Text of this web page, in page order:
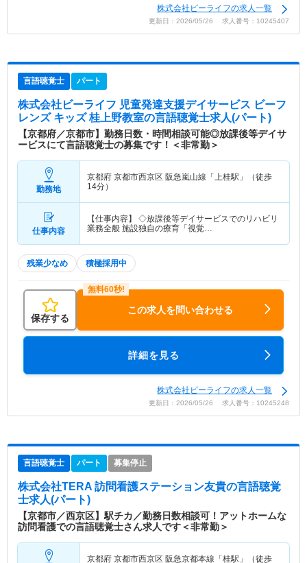
株式会社ビーライフの求人一覧
更新日：2026/05/26 求人番号：10245407
言語聴覚士 パート
株式会社ビーライフ 児童発達支援デイサービス ビーフ
レンズ キッズ 桂上野教室の言語聴覚士求人(パート)
【京都府／京都市】勤務日数・時間相談可能◎放課後等デイサ
ービスにて言語聴覚士の募集です！＜非常勤＞
勤務地
京都府 京都市西京区 阪急嵐山線「上桂駅」（徒歩
14分）
仕事内容
【仕事内容】 ◇放課後等デイサービスでのリハビリ
業務全般 施設独自の療育「視覚…
残業少なめ 積極採用中
保存する
この求人を問い合わせる
詳細を見る
株式会社ビーライフの求人一覧
更新日：2026/05/26 求人番号：10245248
言語聴覚士 パート 募集停止
株式会社TERA 訪問看護ステーション友貴の言語聴覚
士求人(パート)
【京都市／西京区】駅チカ／勤務日数相談可！アットホームな
訪問看護での言語聴覚士さん求人です＜非常勤＞
京都府 京都市西京区 阪急京都本線「桂駅」（徒歩